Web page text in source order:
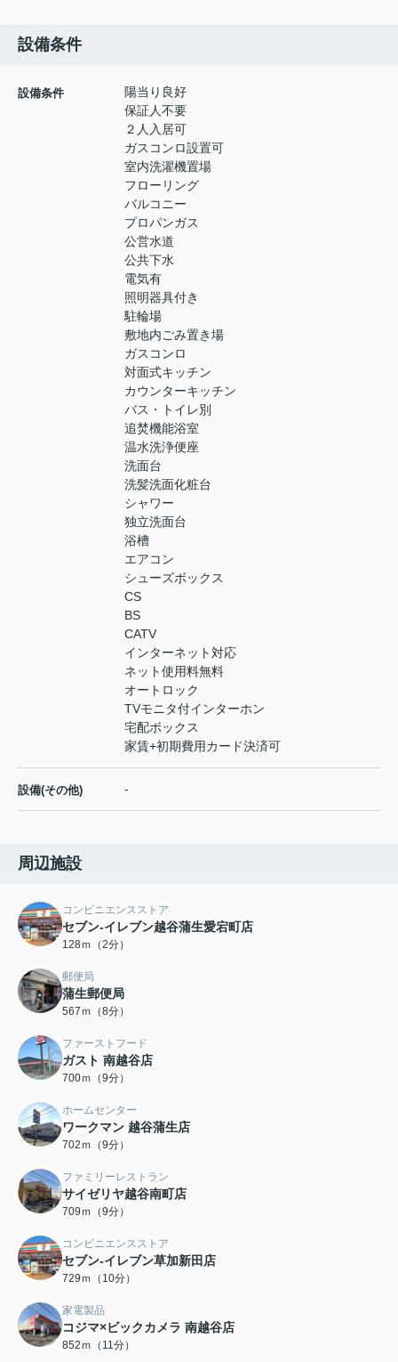
設備条件
設備条件
陽当り良好
保証人不要
２人入居可
ガスコンロ設置可
室内洗濯機置場
フローリング
バルコニー
プロパンガス
公営水道
公共下水
電気有
照明器具付き
駐輪場
敷地内ごみ置き場
ガスコンロ
対面式キッチン
カウンターキッチン
バス・トイレ別
追焚機能浴室
温水洗浄便座
洗面台
洗髪洗面化粧台
シャワー
独立洗面台
浴槽
エアコン
シューズボックス
CS
BS
CATV
インターネット対応
ネット使用料無料
オートロック
TVモニタ付インターホン
宅配ボックス
家賃+初期費用カード決済可
設備(その他) -
周辺施設
コンビニエンスストア
セブン-イレブン越谷蒲生愛宕町店
128ｍ（2分）
郵便局
蒲生郵便局
567ｍ（8分）
ファーストフード
ガスト 南越谷店
700ｍ（9分）
ホームセンター
ワークマン 越谷蒲生店
702ｍ（9分）
ファミリーレストラン
サイゼリヤ越谷南町店
709ｍ（9分）
コンビニエンスストア
セブン-イレブン草加新田店
729ｍ（10分）
家電製品
コジマ×ビックカメラ 南越谷店
852ｍ（11分）